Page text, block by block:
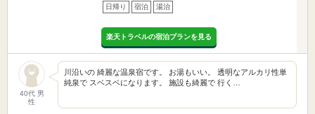
日帰り 宿泊 湯治
楽天トラベルの宿泊プランを見る
40代 男
性
川沿いの 綺麗な温泉宿です。 お湯もいい。 透明なアルカリ性単
純泉で スベスベになります。 施設も綺麗で 行く…